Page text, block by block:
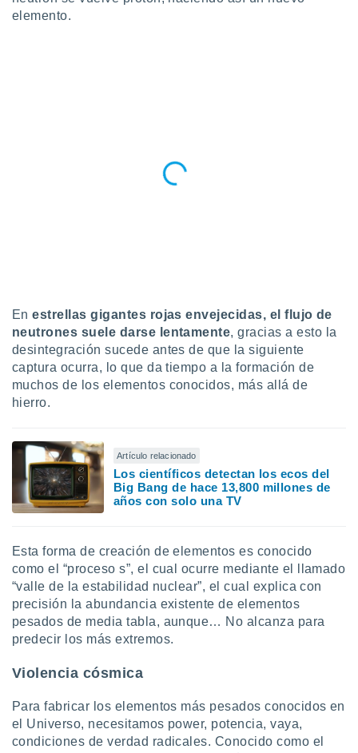
perfiles
de
uso de
mediante
publicidad
de
1199
elemento.
Enestrellas gigantes rojas envejecidas, el flujo de
neutrones suele darse lentamente, gracias a esto la
desintegración sucede antes de que la siguiente
captura ocurra, lo que da tiempo a la formación de
muchos de los elementos conocidos, más allá de
hierro.
Artículo relacionado
Los científicos detectan los ecos del
Big Bang de hace 13,800 millones de
años con solo una TV
Esta forma de creación de elementos es conocido
como el “proceso s”, el cual ocurre mediante el llamado
“valle de la estabilidad nuclear”, el cual explica con
precisión la abundancia existente de elementos
pesados de media tabla, aunque… No alcanza para
predecir los más extremos.
Violencia cósmica
Para fabricar los elementos más pesados conocidos en
el Universo, necesitamos power, potencia, vaya,
condiciones de verdad radicales. Conocido como el